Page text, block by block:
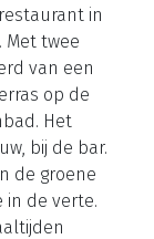
in
Met twee
van een
op de
Het
bij de bar.
de groene
in de verte.